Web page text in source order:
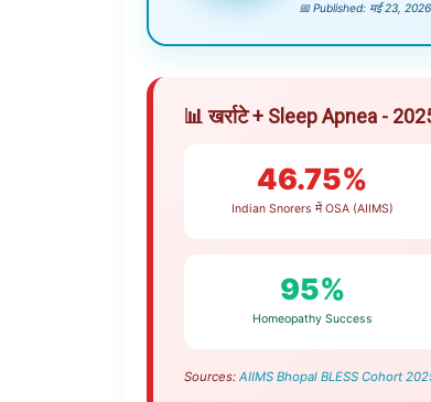
📅 Published: मई 23,
📊 खर्राटे + Sleep Apnea -
46.75%
Indian Snorers में OSA (AIIMS)
95%
Homeopathy Success
Sources: AIIMS Bhopal BLESS Cohort